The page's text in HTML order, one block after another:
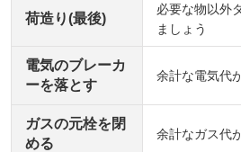
荷造り(最後)
必要な物以外
ましょう
電気のブレーカ
ーを落とす
余計な電気代
ガスの元栓を閉
める
余計なガス代